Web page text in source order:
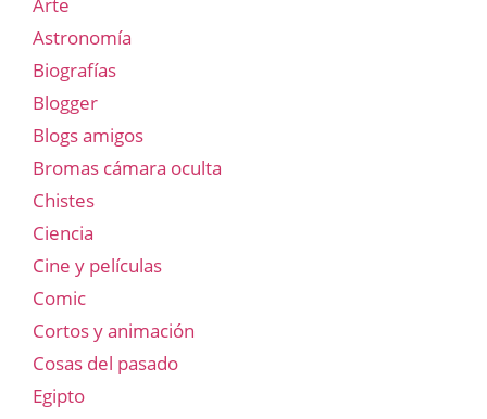
Arte
Astronomía
Biografías
Blogger
Blogs amigos
Bromas cámara oculta
Chistes
Ciencia
Cine y películas
Comic
Cortos y animación
Cosas del pasado
Egipto